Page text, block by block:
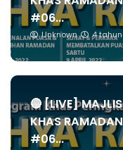
#06...
Unknown 4
🔴 [LIVE]
KHAS
#06...